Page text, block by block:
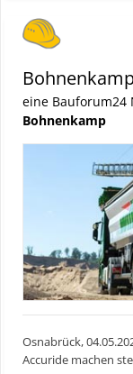
eine Bauforum24
Bohnenkamp
Osnabrück,
Accuride machen